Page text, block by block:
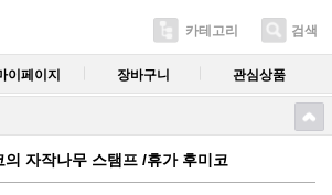
카테고리 검색
이페이지 장바구니 관심상품
의 자작나무 스탬프 /휴가 후미코